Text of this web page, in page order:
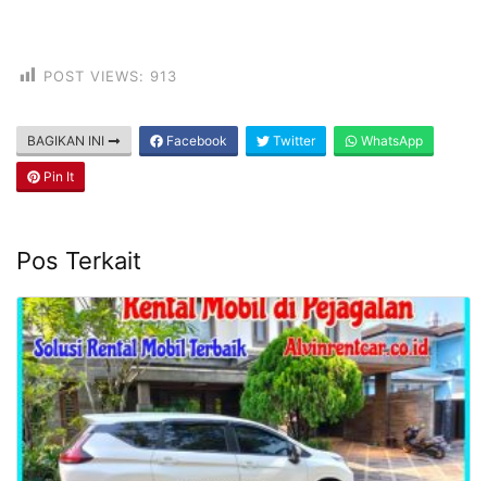
POST VIEWS: 913
BAGIKAN INI Facebook Twitter WhatsApp
Pin It
Pos Terkait